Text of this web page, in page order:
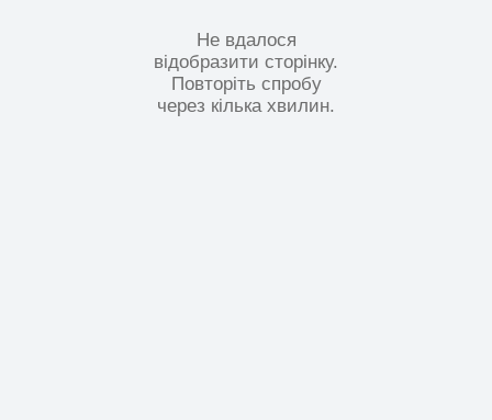
Не вдалося
відобразити сторінку.
Повторіть спробу
через кілька хвилин.